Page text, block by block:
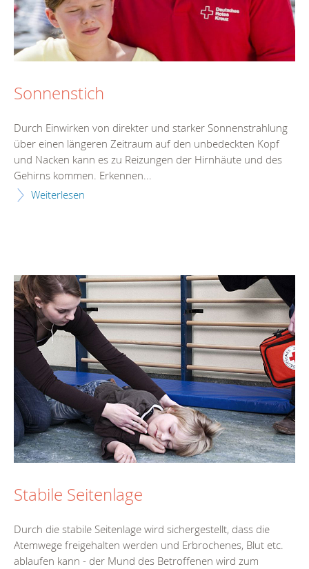
Sonnenstich
Durch Einwirken von direkter und starker Sonnenstrahlung
über einen längeren Zeitraum auf den unbedeckten Kopf
und Nacken kann es zu Reizungen der Hirnhäute und des
Gehirns kommen. Erkennen...
Weiterlesen
Stabile Seitenlage
Durch die stabile Seitenlage wird sichergestellt, dass die
Atemwege freigehalten werden und Erbrochenes, Blut etc.
ablaufen kann - der Mund des Betroffenen wird zum